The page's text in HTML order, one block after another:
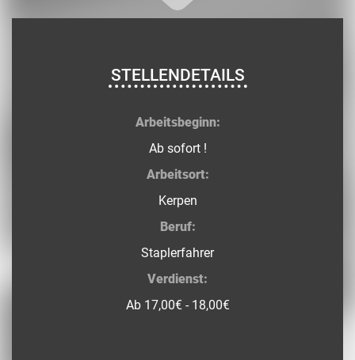
STELLENDETAILS
Arbeitsbeginn:
Ab sofort !
Arbeitsort:
Kerpen
Beruf:
Staplerfahrer
Verdienst:
Ab 17,00€ - 18,00€